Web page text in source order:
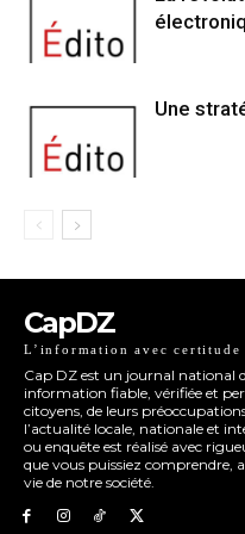
Une
CapDZ
L’information avec
Cap DZ est un journal national
information fiable, vérifiée et
citoyens, de leurs
l’actualité locale, nationale et
ou enquête est réalisé avec
que vous puissiez comprendre,
vie de notre société.